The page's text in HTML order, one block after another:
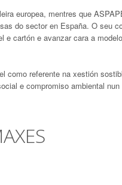
europea, mentres que
do sector en España. O seu
cartón e avanzar cara a
como referente na xestión
e compromiso ambiental